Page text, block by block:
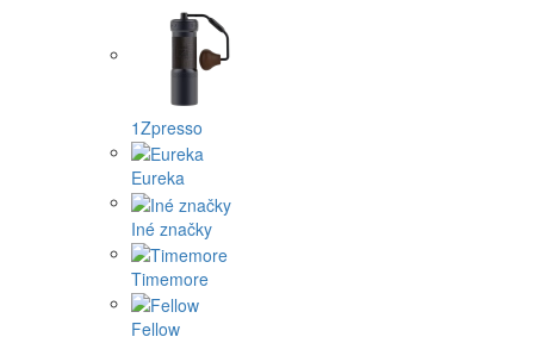
1Zpresso
Eureka
Iné značky
Timemore
Fellow